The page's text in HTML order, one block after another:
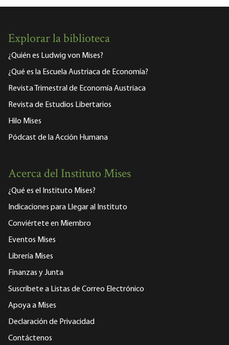
Explorar la biblioteca
¿Quién es Ludwig von Mises?
¿Qué es la Escuela Austriaca de Economía?
Revista Trimestral de Economía Austriaca
Revista de Estudios Libertarios
Hilo Mises
Pódcast de la Acción Humana
Acerca del Instituto Mises
¿Qué es el Instituto Mises?
Indicaciones para Llegar al Instituto
Conviértete en Miembro
Eventos Mises
Librería Mises
Finanzas y Junta
Suscríbete a Listas de Correo Electrónico
Apoya a Mises
Declaración de Privacidad
Contáctenos